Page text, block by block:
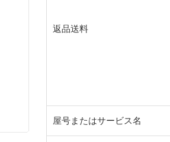
返品送料
屋号またはサービス名